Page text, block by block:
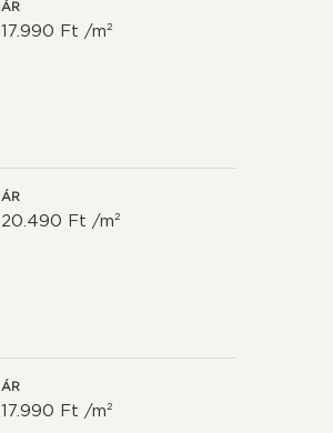
ÁR
17.990 Ft /m²
ÁR
20.490 Ft /m²
ÁR
17.990 Ft /m²